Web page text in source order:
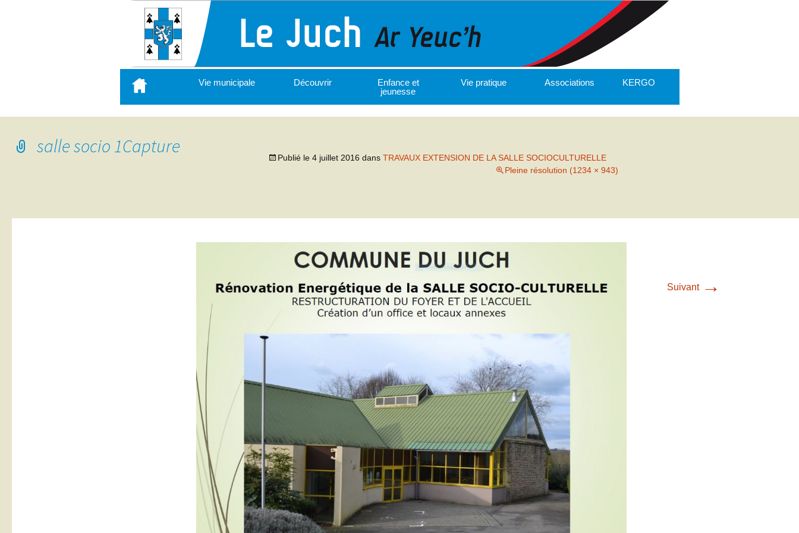
contenu
principal
Vie municipale Découvrir
Enfance et
jeunesse
Vie pratique Associations KERGO
salle socio 1Capture
Publié le 4 juillet 2016 dans TRAVAUX EXTENSION DE LA SALLE SOCIOCULTURELLE
Pleine résolution (1234 × 943)
Suivant →